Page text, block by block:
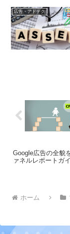
広告・アドテク
Google広告の全貌
ァネルレポートガ
ホーム